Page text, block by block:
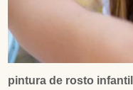
pintura de rosto